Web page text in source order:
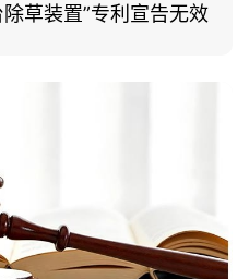
草装置”专利宣告无效